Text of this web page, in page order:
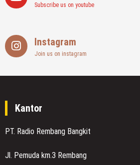
Subscribe us on youtube
Instagram
Join us on instagram
Kantor
PT. Radio Rembang Bangkit
Jl. Pemuda km.3 Rembang